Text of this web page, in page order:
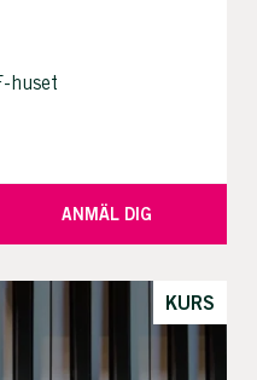
huset
ANMÄL DIG
KURS